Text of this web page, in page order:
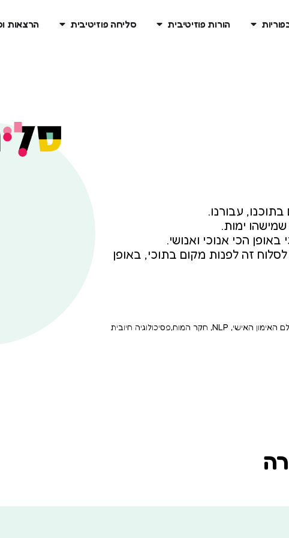
הורות פוזיטיבית סליחה פוזיטיבית הרצאות
עבורנו.
ימות.
הכי אנוכי ואנושי.
זה לפנות מקום בתוכי, באופן
הגישה מבוססת בין היתר על כלים מעולם האימון האישי, NLP, חקר המוח,פסיכולוגיה חיובית